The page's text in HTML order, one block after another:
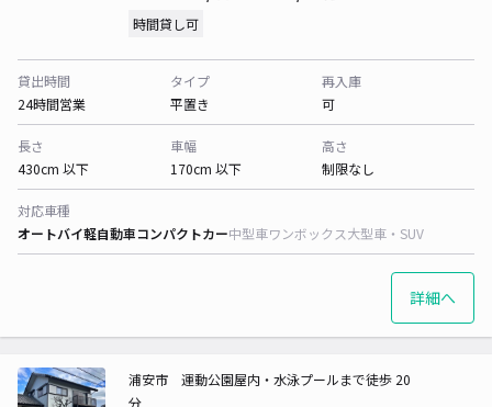
時間貸し可
貸出時間
24時間営業
タイプ
平置き
再入庫
可
長さ
430cm 以下
車幅
170cm 以下
高さ
制限なし
対応車種
オートバイ軽自動車コンパクトカー中型車ワンボックス大型車・SUV
詳細へ
浦安市 運動公園屋内・水泳プールまで徒歩 20
分